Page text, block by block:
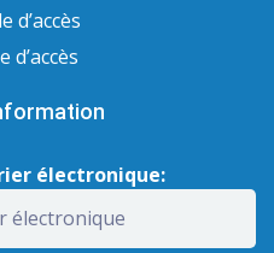
d’accès
d’accès
électronique: